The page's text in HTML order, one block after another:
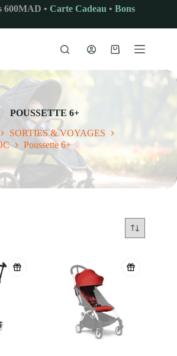
600MAD • Carte Cadeau • Bons
Panier
POUSSETTE 6+
SORTIES & VOYAGES
Poussette 6+